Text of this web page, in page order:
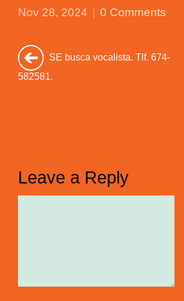
Nov 28, 2024 0 Comments
SE busca vocalista. Tlf. 674-
582581.
Leave a Reply